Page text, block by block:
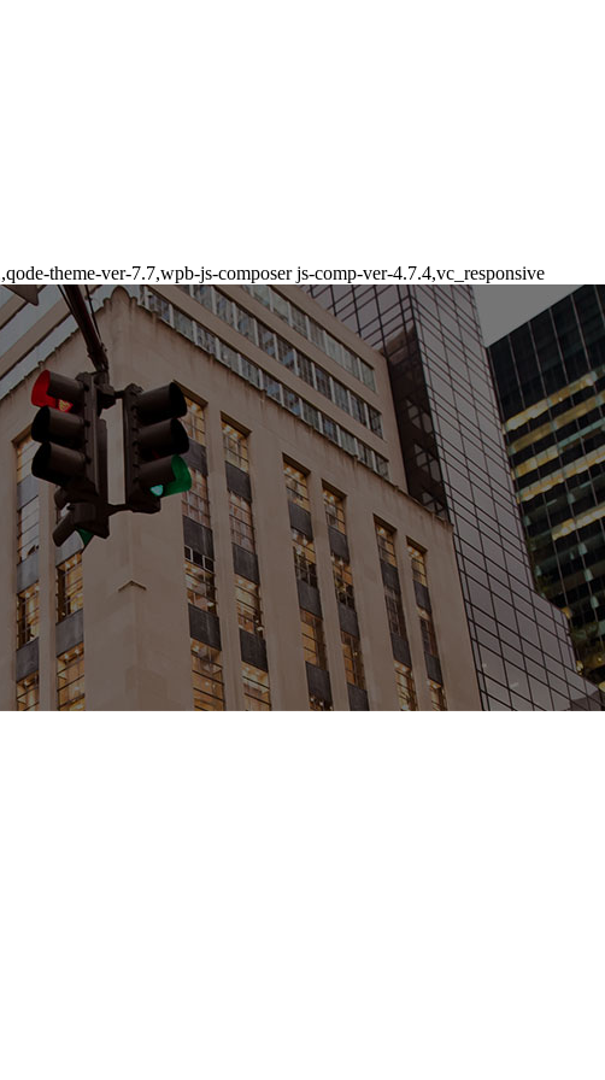
theme-ver-7.7,wpb-js-composer js-comp-ver-4.7.4,vc_responsive